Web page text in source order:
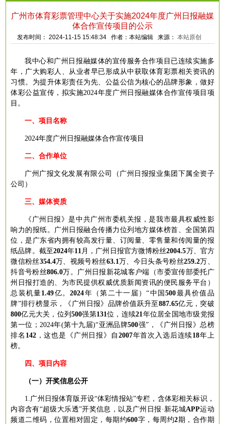
广州市体育彩票管理中心关于实施2024年度广州日报融媒
体合作宣传项目的公示
发布时间： 2024-11-15 15:48:34 作者：本站编辑 来源：本站原创
我中心和广州日报融媒体的宣传服务合作项目已连续实施多
年，广大购彩人、从业者早已形成从中获取体育彩票相关资讯的
习惯。为提升体彩责任为先、公益公信为核心的品牌形象，做好
体彩公益宣传，拟实施2024年度广州日报融媒体合作宣传项目 项
目。
一、项目名称
2024年度广州日报融媒体合作宣传项目
二、合作单位
广州广报文化发展有限公司（广州日报报业集团下属全资子
公司）
三、媒体资质
《广州日报》是中共广州市委机关报，是我市最具权威性影
响力的报纸。广州日报融合传播力位列地方媒体榜首、全国第四
位，是广东省内拥有较高发行量、订阅量、零售量和传阅量的报
纸品牌。 截至2024年11月，广州日报官方微博粉丝2004.5万、官方
微信粉丝354.4万、视频号粉丝63.1万、今日头条号粉丝259.2万、
抖音号粉丝806.0万。广州日报新花城客户端（市委宣传部委托广
州日报打造的、为市民提供权威优质新闻资讯的便民服务平台）
总装机量1.49亿。2024年（第二十一届）“中国500最具价值品
牌”排行榜显示，《广州日报》品牌价值跃升至 887.65亿元，突破
800亿元大关，位列500强第131位，连续21年位居全国地市级党报
第一位； 2024年(第十九届)“亚洲品牌500强”，《广州日报》总榜
排名 142，这也是《广州日报》自 2007年首次入选后连续18年上
榜。
四、项目内容
（一）开奖信息公开
1.广州日报体育版开设“体彩情报站”专栏，含体彩相关标识，
内容含有“超级大乐透”开奖信息，以及广州日报 ·新花城APP运动
频道二维码，位置相对固定，每期约600字，每周约2期，合作期